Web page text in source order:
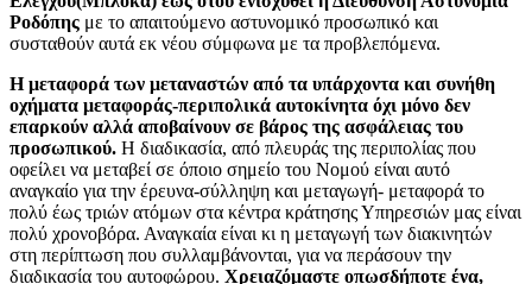
Ροδόπης με το απαιτούμενο αστυνομικό προσωπικό και
συσταθούν αυτά εκ νέου σύμφωνα με τα προβλεπόμενα.
Η μεταφορά των μεταναστών από τα υπάρχοντα και συνήθη
οχήματα μεταφοράς-περιπολικά αυτοκίνητα όχι μόνο δεν
επαρκούν αλλά αποβαίνουν σε βάρος της ασφάλειας του
προσωπικού. Η διαδικασία, από πλευράς της περιπολίας που
οφείλει να μεταβεί σε όποιο σημείο του Νομού είναι αυτό
αναγκαίο για την έρευνα-σύλληψη και μεταγωγή- μεταφορά το
πολύ έως τριών ατόμων στα κέντρα κράτησης Υπηρεσιών μας είναι
πολύ χρονοβόρα. Αναγκαία είναι κι η μεταγωγή των διακινητών
στη περίπτωση που συλλαμβάνονται, για να περάσουν την
διαδικασία του αυτοφώρου. Χρειαζόμαστε οπωσδήποτε ένα,